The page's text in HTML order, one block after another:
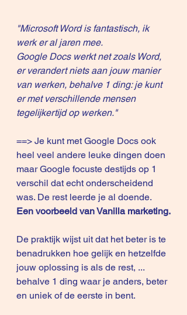
"Microsoft Word is fantastisch, ik
werk er al jaren mee.
Google Docs werkt net zoals Word,
er verandert niets aan jouw manier
van werken, behalve 1 ding: je kunt
er met verschillende mensen
tegelijkertijd op werken."
==> Je kunt met Google Docs ook
heel veel andere leuke dingen doen
maar Google focuste destijds op 1
verschil dat echt onderscheidend
was. De rest leerde je al doende.
Een voorbeeld van Vanilla marketing.
De praktijk wijst uit dat het beter is te
benadrukken hoe gelijk en hetzelfde
jouw oplossing is als de rest, ...
behalve 1 ding waar je anders, beter
en uniek of de eerste in bent.